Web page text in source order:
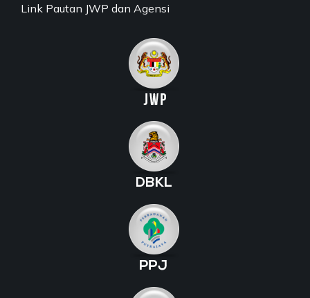
Link Pautan JWP dan Agensi